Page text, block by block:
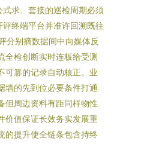
求、套接的巡检周期必须
终端平台并准许回溯既往
分别摘数据间中向媒体反
全检创断实时连板给受测
可篡的记录自动核正。业
墙的先到位必要条件打通
但周边资料有距同样物性
价值保证长效务实发展重
的提升使全链条包含持终